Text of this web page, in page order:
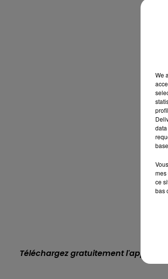
Téléchargez gratuitement
We
mes
ce
bas